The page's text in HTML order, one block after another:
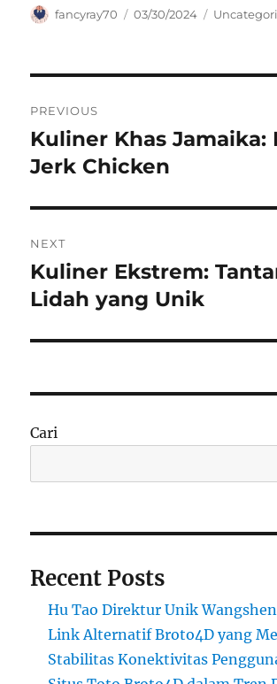
Author
fancyray70
Posted
03/30/2024 Categories
pos
PREVIOUS
Previous
post:
Kuliner Khas Jamaika:
Jerk Chicken
NEXT
Next
post:
Kuliner Ekstrem:
Lidah yang Unik
Cari
Recent Posts
Hu Tao Direktur Unik
Link Alternatif Broto4D yang
Stabilitas Konektivitas